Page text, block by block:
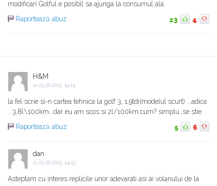
modificari Golful e posibil sa ajunga la consumul ala.
Raportează abuz
23 4
H&M
la 25.06.2013, 14:14
la fel scrie si-n cartea tehnica la golf 3, 1,9tdi(modelul scurt) ...adica
...3,8l\100km...dar eu am scos si 2l/100km.cum? simplu ,se stie.
Raportează abuz
5 6
dan
la 25.06.2013, 14:43
Asteptam cu interes replicile unor adevarati asi ai volanului de la